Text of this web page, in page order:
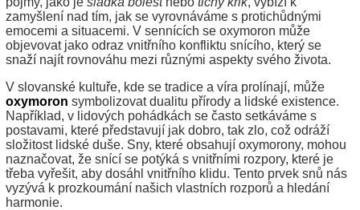
zamyšlení nad tím, jak se vyrovnáváme s protichůdnými
emocemi a situacemi. V sennících se oxymoron může
objevovat jako odraz vnitřního konfliktu snícího, který se
snaží najít rovnováhu mezi různými aspekty svého života.
V slovanské kultuře, kde se tradice a víra prolínají, může
oxymoron symbolizovat dualitu přírody a lidské existence.
Například, v lidových pohádkách se často setkáváme s
postavami, které představují jak dobro, tak zlo, což odráží
složitost lidské duše. Sny, které obsahují oxymorony, mohou
naznačovat, že snící se potýká s vnitřními rozpory, které je
třeba vyřešit, aby dosáhl vnitřního klidu. Tento prvek snů nás
vyzývá k prozkoumání našich vlastních rozporů a hledání
harmonie.